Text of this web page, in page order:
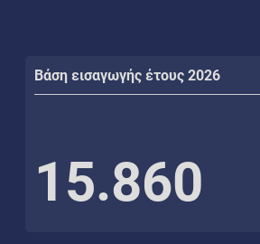
Βάση εισαγωγής έτους 2026
15.860